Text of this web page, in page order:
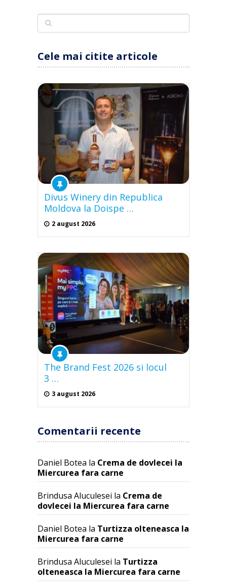
Cele mai citite articole
Divus Winery din Republica
Moldova la Doispe …
2 august 2026
The Brand Fest 2026 si locul
3 …
3 august 2026
Comentarii recente
Daniel Botea la Crema de dovlecei la
Miercurea fara carne
Brindusa Aluculesei la Crema de
dovlecei la Miercurea fara carne
Daniel Botea la Turtizza olteneasca la
Miercurea fara carne
Brindusa Aluculesei la Turtizza
olteneasca la Miercurea fara carne